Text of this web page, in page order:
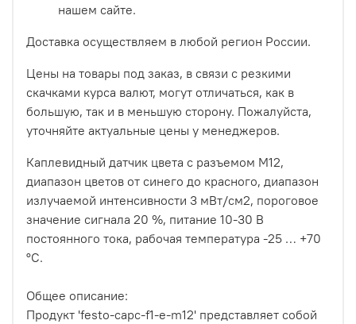
нашем сайте.
Доставка осуществляем в любой регион России.
Цены на товары под заказ, в связи с резкими
скачками курса валют, могут отличаться, как в
большую, так и в меньшую сторону. Пожалуйста,
уточняйте актуальные цены у менеджеров.
Каплевидный датчик цвета с разъемом M12,
диапазон цветов от синего до красного, диапазон
излучаемой интенсивности 3 мВт/см2, пороговое
значение сигнала 20 %, питание 10-30 В
постоянного тока, рабочая температура -25 … +70
°C.
Общее описание:
Продукт 'festo-capc-f1-e-m12' представляет собой